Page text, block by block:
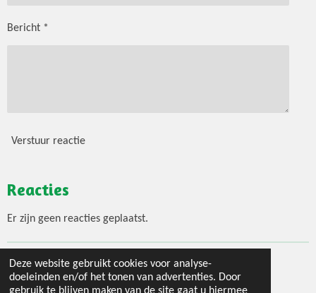
Deze website gebruikt cookies voor analyse-
doeleinden en/of het tonen van advertenties. Door
Bericht *
Verstuur reactie
Reacties
Er zijn geen reacties geplaatst.
© 2020 - 2026 Jouw 3 gangen menu
Powered byJouwWeb